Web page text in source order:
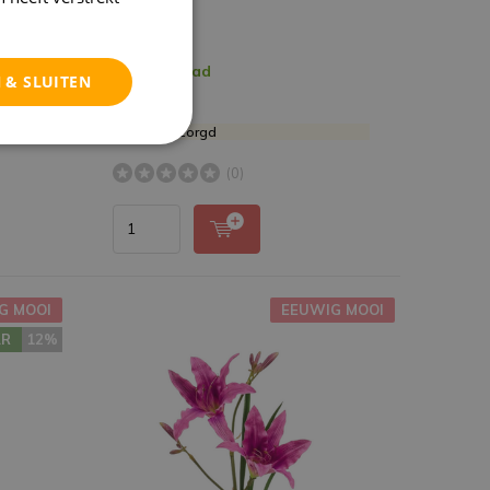
Op voorraad
Deliverytime
Vrijdag bezorgd
(0)
MOOI
12%
EEUWIG MOOI
& SLUITEN